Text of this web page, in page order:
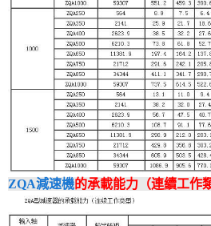
ZQA減速機的承載能力（連續工作